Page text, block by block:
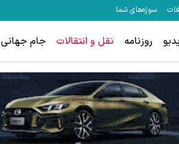
سوژه‌های شما
روزنامه نقل و انتقالات جام جهانی